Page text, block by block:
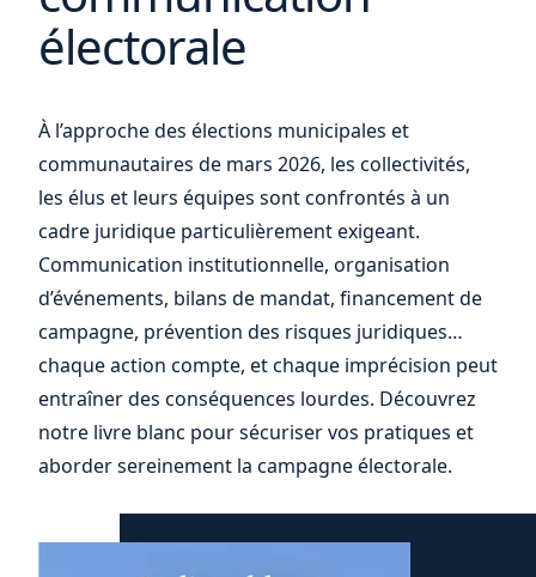
votre
électorale
À l’approche des élections municipales et
communautaires de mars 2026, les collectivités,
les élus et leurs équipes sont confrontés à un
cadre juridique particulièrement exigeant.
Communication institutionnelle, organisation
d’événements, bilans de mandat, financement de
campagne, prévention des risques juridiques…
chaque action compte, et chaque imprécision peut
entraîner des conséquences lourdes. Découvrez
notre livre blanc pour sécuriser vos pratiques et
aborder sereinement la campagne électorale.